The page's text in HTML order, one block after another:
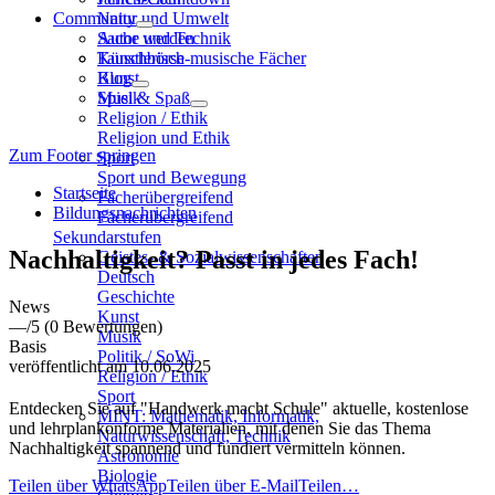
Natur und Umwelt
Sache und Technik
Künstlerisch-musische Fächer
Kunst
Musik
Religion / Ethik
Religion und Ethik
Sport
Sport und Bewegung
Fächerübergreifend
Fächerübergreifend
Sekundarstufen
Geistes- & Sozialwissenschaften
Deutsch
Geschichte
Kunst
Musik
Politik / SoWi
Religion / Ethik
Sport
MINT: Mathematik, Informatik,
Naturwissenschaft, Technik
Astronomie
Biologie
Community
Autor werden
Tauschbörse
Blog
Spiel & Spaß
Zum Footer springen
Startseite
Bildungsnachrichten
Nachhaltigkeit? Passt in jedes Fach!
News
—/5 (0 Bewertungen)
Basis
veröffentlicht am 10.06.2025
Entdecken Sie auf "Handwerk macht Schule" aktuelle, kostenlose
und lehrplankonforme Materialien, mit denen Sie das Thema
Nachhaltigkeit spannend und fundiert vermitteln können.
Teilen über WhatsAppTeilen über E-MailTeilen…